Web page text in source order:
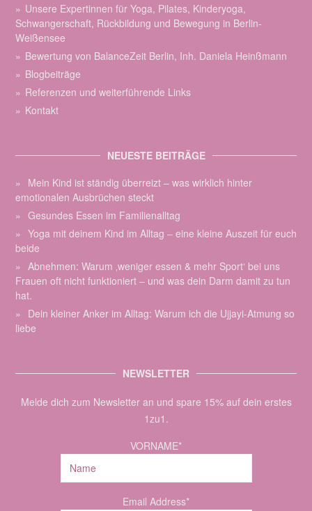
Unsere Expertinnen für Yoga, Pilates, Kinderyoga,
Schwangerschaft, Rückbildung und Bewegung in Berlin-
Weißensee
Bewertung von BalanceZeit Berlin, Inh. Daniela Heinßmann
Blogbeiträge
Referenzen und weiterführende Links
Kontakt
NEUESTE BEITRÄGE
Mein Kind ist ständig überreizt – was wirklich hinter
emotionalen Ausbrüchen steckt
Gesundes Essen im Familienalltag
Yoga mit deinem Kind im Alltag – eine kleine Auszeit für euch
beide
Abnehmen: Warum ‚weniger essen & mehr Sport‘ bei uns
Frauen oft nicht funktioniert – und was dein Darm damit zu tun
hat.
Dein kleiner Anker im Alltag: Warum ich die Ujjayi-Atmung so
liebe
NEWSLETTER
Melde dich zum Newsletter an und spare 15% auf dein erstes
1zu1.
VORNAME*
Email Address*